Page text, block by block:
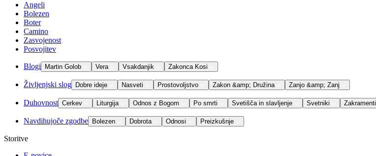
Angeli
Bolezen
Boter
Camino
Zasvojenost
Posvojitev
Blogi Martin Golob Vera Vsakdanjik Zakonca Kosi
Življenjski slog Dobre ideje Nasveti Prostovoljstvo Zakon &amp; Družina Zanjo &amp; Zanj
Duhovnost Cerkev Liturgija Odnos z Bogom Po smrti Svetišča in slavljenje Svetniki Zakramenti
Navdihujoče zgodbe Bolezen Dobrota Odnosi Preizkušnje
Storitve